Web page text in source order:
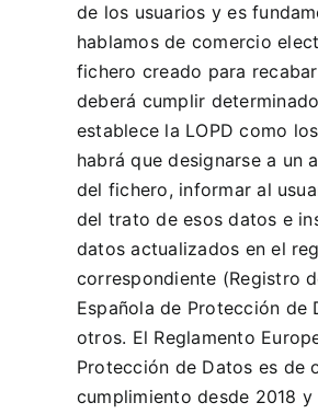
de los usuarios y es
hablamos de comercio
fichero creado para
deberá cumplir
establece la LOPD como
habrá que designarse a un
del fichero, informar al
del trato de esos datos e
datos actualizados en el
correspondiente (Registro
Española de Protección de
otros. El Reglamento
Protección de Datos es de
cumplimiento desde 2018 y